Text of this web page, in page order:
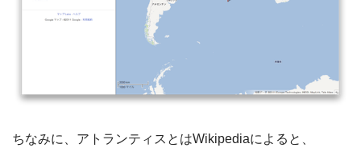
ちなみに、アトランティスとはWikipediaによると、